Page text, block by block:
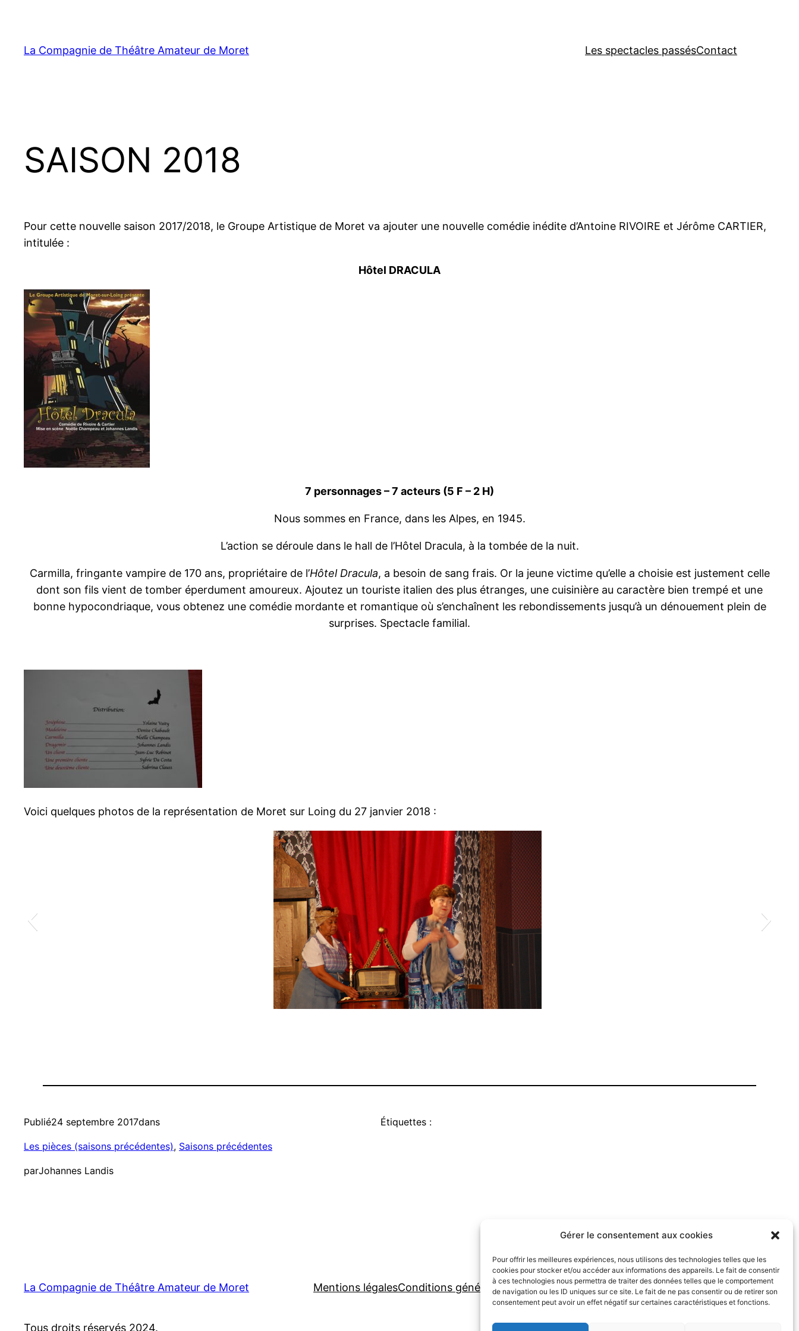
Gérer le consentement aux cookies
Pour offrir les meilleures expériences, nous utilisons des technologies telles que les
cookies pour stocker et/ou accéder aux informations des appareils. Le fait de consentir
à ces technologies nous permettra de traiter des données telles que le comportement
de navigation ou les ID uniques sur ce site. Le fait de ne pas consentir ou de retirer son
consentement peut avoir un effet négatif sur certaines caractéristiques et fonctions.
contenu
La Compagnie de Théâtre Amateur de Moret Les spectacles passésContact
SAISON 2018
Pour cette nouvelle saison 2017/2018, le Groupe Artistique de Moret va ajouter une nouvelle comédie inédite d’Antoine RIVOIRE et Jérôme CARTIER,
intitulée :
Hôtel DRACULA
7 personnages – 7 acteurs (5 F – 2 H)
Nous sommes en France, dans les Alpes, en 1945.
L’action se déroule dans le hall de l’Hôtel Dracula, à la tombée de la nuit.
Carmilla, fringante vampire de 170 ans, propriétaire de l’Hôtel Dracula, a besoin de sang frais. Or la jeune victime qu’elle a choisie est justement celle
dont son fils vient de tomber éperdument amoureux. Ajoutez un touriste italien des plus étranges, une cuisinière au caractère bien trempé et une
bonne hypocondriaque, vous obtenez une comédie mordante et romantique où s’enchaînent les rebondissements jusqu’à un dénouement plein de
surprises. Spectacle familial.
Voici quelques photos de la représentation de Moret sur Loing du 27 janvier 2018 :
Publié24 septembre 2017dans
Les pièces (saisons précédentes), Saisons précédentes
parJohannes Landis
Étiquettes :
La Compagnie de Théâtre Amateur de Moret Mentions légalesConditions généralesPolitique de cookiesPolitique de confidentialité
Tous droits réservés 2024.